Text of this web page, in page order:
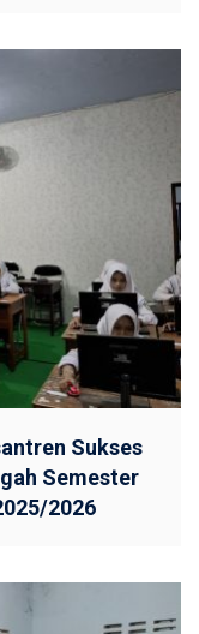
Sukses
Semester
2026